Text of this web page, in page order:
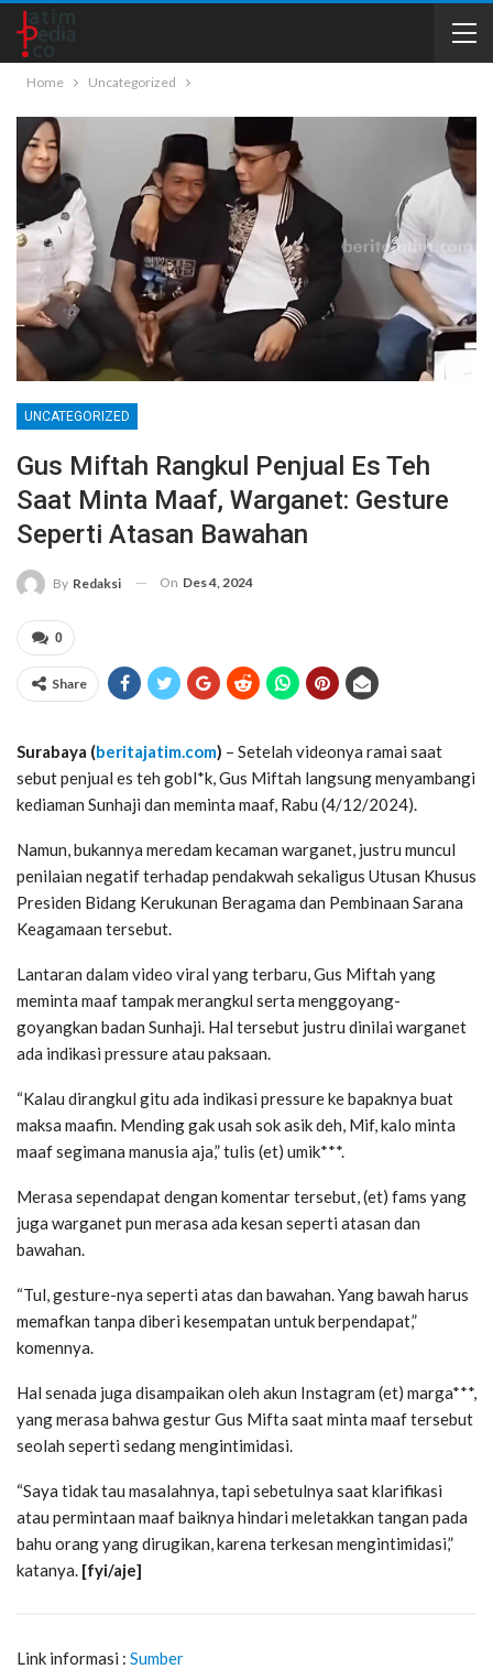
Home Uncategorized
UNCATEGORIZED
Gus Miftah Rangkul Penjual Es Teh
Saat Minta Maaf, Warganet: Gesture
Seperti Atasan Bawahan
By Redaksi On Des 4, 2024
0
Share
Surabaya (beritajatim.com) – Setelah videonya ramai saat
sebut penjual es teh gobl*k, Gus Miftah langsung menyambangi
kediaman Sunhaji dan meminta maaf, Rabu (4/12/2024).
Namun, bukannya meredam kecaman warganet, justru muncul
penilaian negatif terhadap pendakwah sekaligus Utusan Khusus
Presiden Bidang Kerukunan Beragama dan Pembinaan Sarana
Keagamaan tersebut.
Lantaran dalam video viral yang terbaru, Gus Miftah yang
meminta maaf tampak merangkul serta menggoyang-
goyangkan badan Sunhaji. Hal tersebut justru dinilai warganet
ada indikasi pressure atau paksaan.
“Kalau dirangkul gitu ada indikasi pressure ke bapaknya buat
maksa maafin. Mending gak usah sok asik deh, Mif, kalo minta
maaf segimana manusia aja,” tulis (et) umik***.
Merasa sependapat dengan komentar tersebut, (et) fams yang
juga warganet pun merasa ada kesan seperti atasan dan
bawahan.
“Tul, gesture-nya seperti atas dan bawahan. Yang bawah harus
memafkan tanpa diberi kesempatan untuk berpendapat,”
komennya.
Hal senada juga disampaikan oleh akun Instagram (et) marga***,
yang merasa bahwa gestur Gus Mifta saat minta maaf tersebut
seolah seperti sedang mengintimidasi.
“Saya tidak tau masalahnya, tapi sebetulnya saat klarifikasi
atau permintaan maaf baiknya hindari meletakkan tangan pada
bahu orang yang dirugikan, karena terkesan mengintimidasi,”
katanya. [fyi/aje]
Link informasi : Sumber